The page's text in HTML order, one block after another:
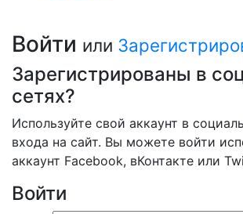
Войти или
Зарегистрированы в
сетях?
Используйте свой аккаунт в
входа на сайт. Вы можете войти
аккаунт Facebook, вКонтакте или
Войти